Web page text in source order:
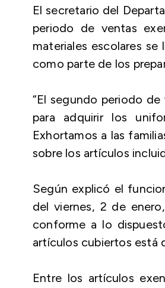
El secretario del
periodo de ventas
materiales escolares
como parte de los
“El segundo periodo
para adquirir los
Exhortamos a las
sobre los artículos
Según explicó el
del viernes, 2 de
conforme a lo
artículos cubiertos está
Entre los artículos